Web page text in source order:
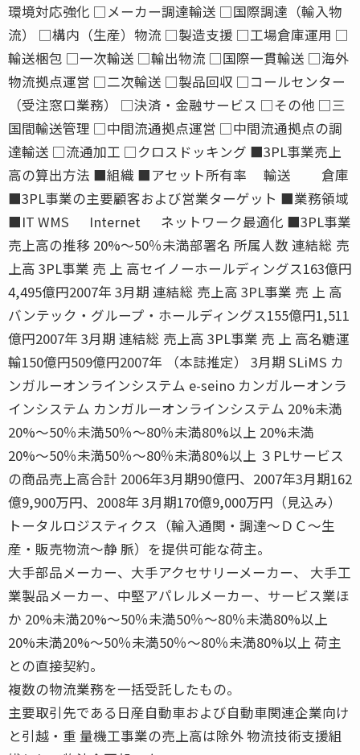
環境対応強化 □メーカー調達輸送 □国際調達（輸入物
流） □構内（生産）物流 □製造支援 □工場倉庫運用 □
輸送梱包 □一次輸送 □輸出物流 □国際一貫輸送 □海外
物流拠点運営 □二次輸送 □製品回収 □コールセンター
（受注窓口業務） □決済・金融サービス □その他 □三
国間輸送管理 □中間流通拠点運営 □中間流通拠点の調
達輸送 □流通加工 □クロスドッキング ■3PL事業売上
高の算出方法 ■組織 ■アセット所有率 輸送 倉庫
■3PL事業の主要顧客および営業ターゲット ■業務領域
■IT WMS Internet ネットワーク最適化 ■3PL事業
売上高の推移 20%〜50％未満部署名 所属人数 連結総 売
上高 3PL事業 売 上 高セイノーホールディングス163億円
4,495億円2007年 3月期 連結総 売上高 3PL事業 売 上 高
バンテック・グループ・ホールディングス155億円1,511
億円2007年 3月期 連結総 売上高 3PL事業 売 上 高名糖運
輸150億円509億円2007年 （本誌推定） 3月期 SLiMS カ
ンガルーオンラインシステム e-seino カンガルーオンラ
インシステム カンガルーオンラインシステム 20%未満
20%〜50％未満50％〜80％未満80%以上 20%未満
20%〜50％未満50％〜80％未満80%以上 ３PLサービス
の商品売上高合計 2006年3月期90億円、2007年3月期162
億9,900万円、2008年 3月期170億9,000万円（見込み）
トータルロジスティクス（輸入通関・調達〜ＤＣ〜生
産・販売物流〜静 脈）を提供可能な荷主。
大手部品メーカー、大手アクセサリーメーカー、 大手工
業製品メーカー、中堅アパレルメーカー、サービス業ほ
か 20%未満20%〜50％未満50％〜80％未満80%以上
20%未満20%〜50％未満50％〜80％未満80%以上 荷主
との直接契約。
複数の物流業務を一括受託したもの。
主要取引先である日産自動車および自動車関連企業向け
と引越・重 量機工事業の売上高は除外 物流技術支援組